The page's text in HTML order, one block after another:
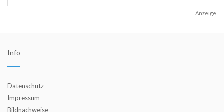
Anzeige
Info
Datenschutz
Impressum
Bildnachweise